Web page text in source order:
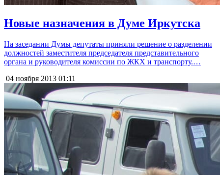
Новые назначения в Думе Иркутска
На заседании Думы депутаты приняли решение о разделении
должностей заместителя председателя представительного
органа и руководителя комиссии по ЖКХ и транспорту.…
04 ноября 2013 01:11